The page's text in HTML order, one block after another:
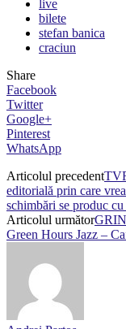
live
bilete
stefan banica
craciun
Share
Facebook
Twitter
Google+
Pinterest
WhatsApp
Articolul precedent
editorială prin care
schimbări se produc
Articolul următor
Green Hours Jazz –